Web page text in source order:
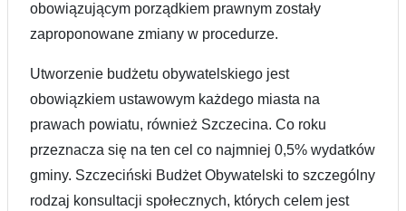
obowiązującym porządkiem prawnym zostały
zaproponowane zmiany w procedurze.
Utworzenie budżetu obywatelskiego jest
obowiązkiem ustawowym każdego miasta na
prawach powiatu, również Szczecina. Co roku
przeznacza się na ten cel co najmniej 0,5% wydatków
gminy. Szczeciński Budżet Obywatelski to szczególny
rodzaj konsultacji społecznych, których celem jest